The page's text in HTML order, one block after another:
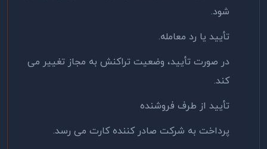
شود.
تأیید یا رد معامله.
در صورت تأیید، وضعیت تراکنش به مجاز تغییر می
کند.
تأیید از طرف فروشنده
پرداخت به شرکت صادر کننده کارت می رسد.